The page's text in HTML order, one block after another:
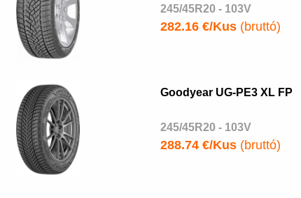
245/45R20 - 103V
282.16 €/Kus(bruttó)
Goodyear UG-PE3 XL FP
245/45R20 - 103V
288.74 €/Kus(bruttó)